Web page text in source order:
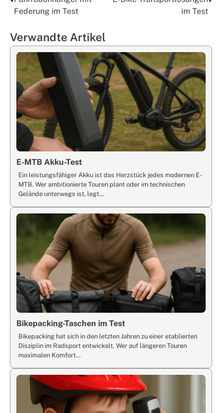
navigation
Federung im Test
im Test
Verwandte Artikel
E-MTB Akku-Test
Ein leistungsfähiger Akku ist das Herzstück jedes modernen E-
MTB. Wer ambitionierte Touren plant oder im technischen
Gelände unterwegs ist, legt…
Bikepacking-Taschen im Test
Bikepacking hat sich in den letzten Jahren zu einer etablierten
Disziplin im Radsport entwickelt. Wer auf längeren Touren
maximalen Komfort…